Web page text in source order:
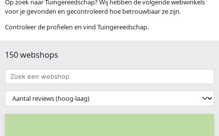
Op zoek naar Tuingereedschap? Wij hebben de volgende webwinkels
voor je gevonden en gecontroleerd hoe betrouwbaar ze zijn.
Controleer de profielen en vind Tuingereedschap.
150 webshops
Zoek
een
webshop
{{
__('Sort')
}}